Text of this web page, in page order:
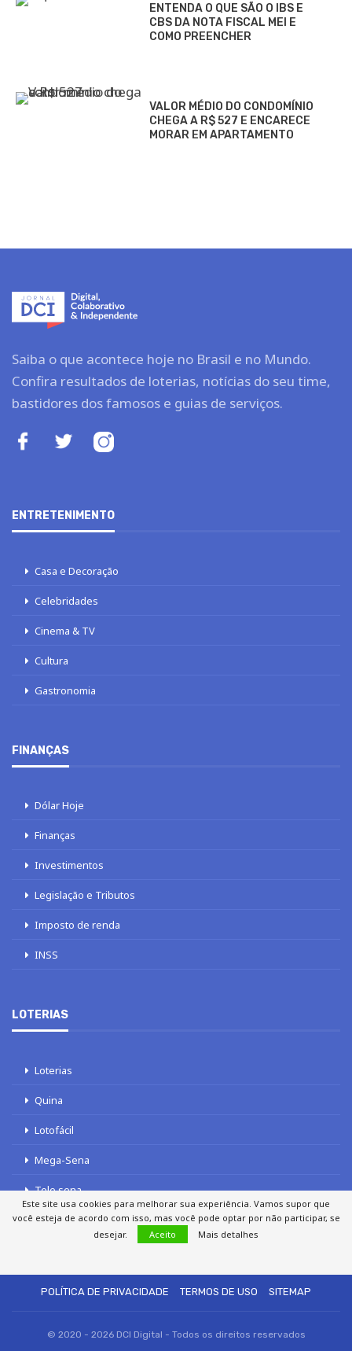
ENTENDA O QUE SÃO O IBS E
CBS DA NOTA FISCAL MEI E
COMO PREENCHER
VALOR MÉDIO DO CONDOMÍNIO
CHEGA A R$ 527 E ENCARECE
MORAR EM APARTAMENTO
Saiba o que acontece hoje no Brasil e no Mundo.
Confira resultados de loterias, notícias do seu time,
bastidores dos famosos e guias de serviços.
ENTRETENIMENTO
Casa e Decoração
Celebridades
Cinema & TV
Cultura
Gastronomia
FINANÇAS
Dólar Hoje
Finanças
Investimentos
Legislação e Tributos
Imposto de renda
INSS
LOTERIAS
Loterias
Quina
Lotofácil
Mega-Sena
Tele sena
POLÍTICA DE PRIVACIDADE
TERMOS DE USO SITEMAP
© 2020 - 2026 DCI Digital - Todos os direitos reservados
Este site usa cookies para melhorar sua experiência. Vamos supor que
você esteja de acordo com isso, mas você pode optar por não participar, se
desejar.
Aceito Mais detalhes